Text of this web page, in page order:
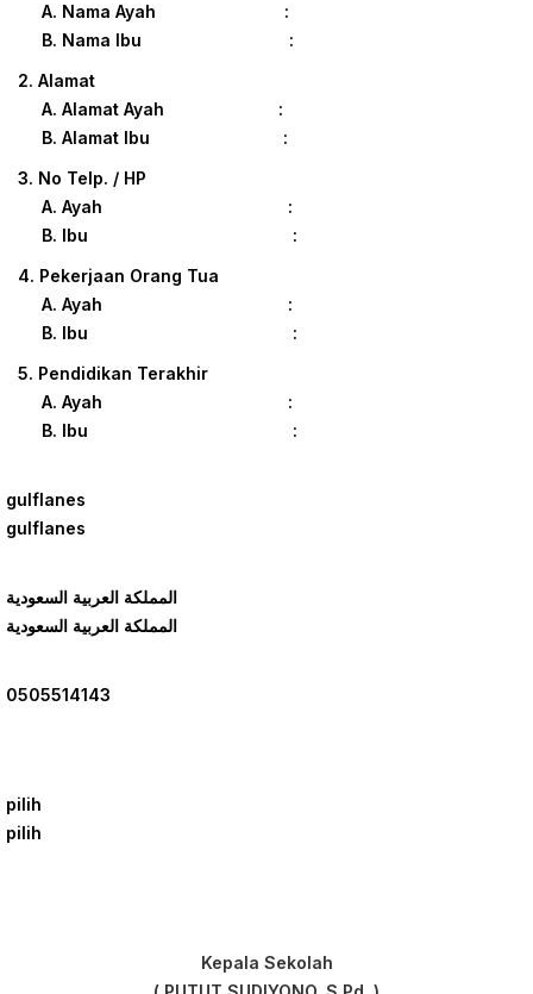
A. Nama Ayah :
B. Nama Ibu :
2. Alamat
A. Alamat Ayah :
B. Alamat Ibu :
3. No Telp. / HP
A. Ayah :
B. Ibu :
4. Pekerjaan Orang Tua
A. Ayah :
B. Ibu :
5. Pendidikan Terakhir
A. Ayah :
B. Ibu :
gulflanes
gulflanes
المملكة العربية السعودية
المملكة العربية السعودية
0505514143
pilih
pilih
Kepala Sekolah